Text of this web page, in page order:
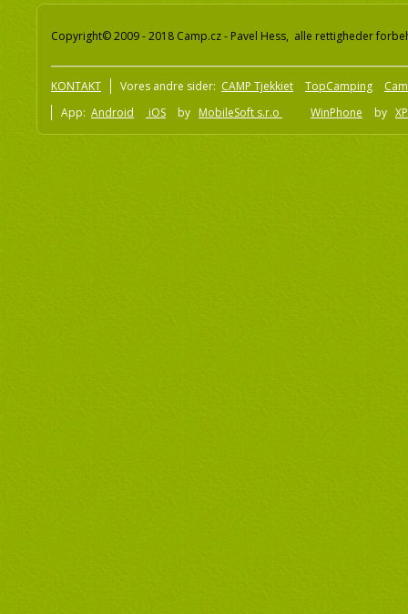
Copyright© 2009 - 2018 Camp.cz - Pavel Hess, alle rettigheder
KONTAKT Vores andre sider: CAMP Tjekkiet TopCamping
App: Android iOS by MobileSoft s.r.o WinPhone by